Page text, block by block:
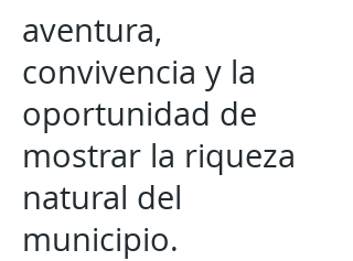
aventura,
convivencia y la
oportunidad de
mostrar la riqueza
natural del
municipio.